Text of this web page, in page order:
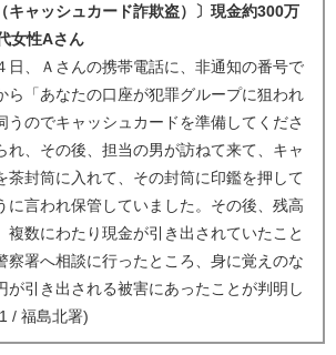
キャッシュカード詐欺盗）〕現金約300万
女性Aさん
、Ａさんの携帯電話に、非通知の番号で
ら「あなたの口座が犯罪グループに狙われ
うのでキャッシュカードを準備してくださ
れ、その後、担当の男が訪ねて来て、キャ
茶封筒に入れて、その封筒に印鑑を押して
に言われ保管していました。その後、残高
複数にわたり現金が引き出されていたこと
察署へ相談に行ったところ、身に覚えのな
が引き出される被害にあったことが判明し
/ 福島北署)